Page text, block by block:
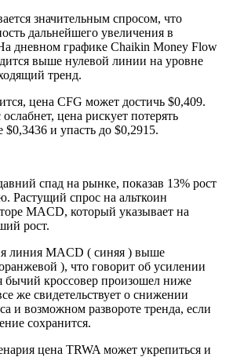
значительным спросом, что
дальнейшего увеличения в
дневном графике Chaikin Money Flow
выше нулевой линии на уровне
тренд.
цена CFG может достичь $0,409.
цена рискует потерять
и упасть до $0,2915.
спад на рынке, показав 13% рост
Растущий спрос на альткоин
MACD, который указывает на
рост.
линия MACD ( синяя ) выше
), что говорит об усилении
бычий кроссовер произошел ниже
же свидетельствует о снижении
и возможном развороте тренда, если
сохранится.
цена TRWA может укрепиться и